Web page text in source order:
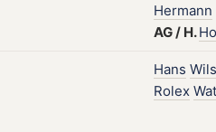
Hermann
AG/ H.
Hans
Rolex